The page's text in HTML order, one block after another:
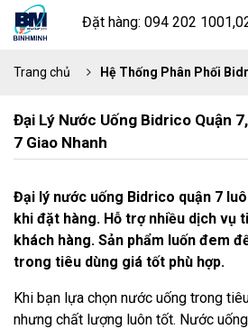
Đặt hàng: 094 202
Trang chủ Hệ Thống Phân Phối
Đại Lý Nước Uống Bidrico Quận
7 Giao Nhanh
Đại lý nước uống Bidrico quận 7
khi đặt hàng. Hỗ trợ nhiều dịch vụ
khách hàng. Sản phẩm luốn đem
trong tiêu dùng giá tốt phù hợp.
Khi bạn lựa chọn nước uống trong
nhưng chất lượng luôn tốt. Nước